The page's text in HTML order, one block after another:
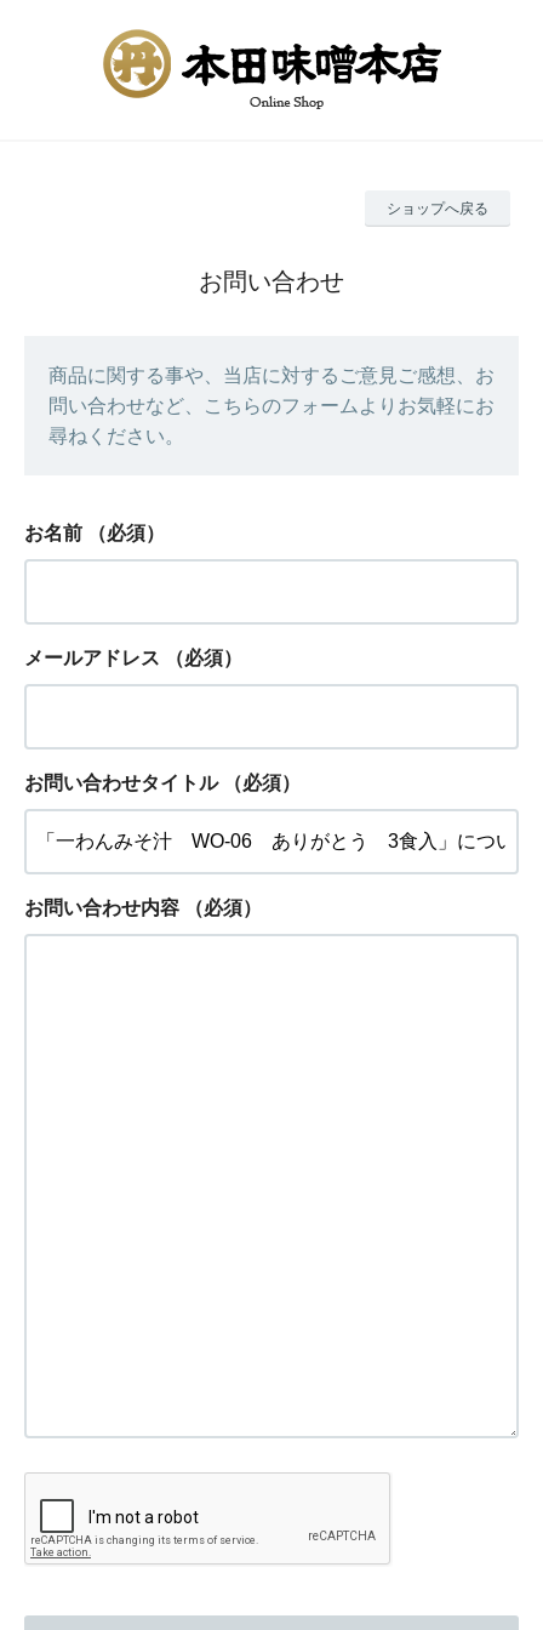
ショップへ戻る
お問い合わせ
商品に関する事や、当店に対するご意見ご感想、お
問い合わせなど、こちらのフォームよりお気軽にお
尋ねください。
お名前 （必須）
メールアドレス （必須）
お問い合わせタイトル （必須）
お問い合わせ内容 （必須）